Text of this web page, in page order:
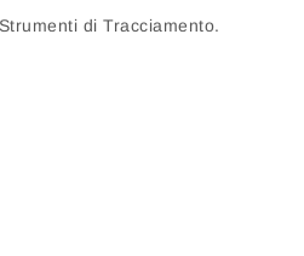
di Tracciamento.